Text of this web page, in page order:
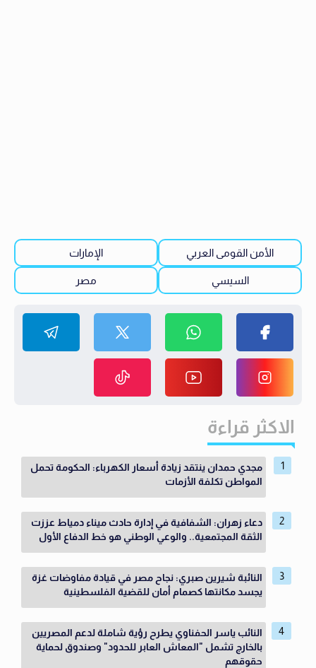
الأمن القومى العربي الإمارات
السيسي مصر
الاكثر قراءة
مجدي حمدان ينتقد زيادة أسعار الكهرباء: الحكومة تحمل
المواطن تكلفة الأزمات
دعاء زهران: الشفافية في إدارة حادث ميناء دمياط عززت
الثقة المجتمعية.. والوعي الوطني هو خط الدفاع الأول
النائبة شيرين صبري: نجاح مصر في قيادة مفاوضات غزة
يجسد مكانتها كصمام أمان للقضية الفلسطينية
النائب ياسر الحفناوي يطرح رؤية شاملة لدعم المصريين
بالخارج تشمل "المعاش العابر للحدود" وصندوق لحماية
حقوقهم